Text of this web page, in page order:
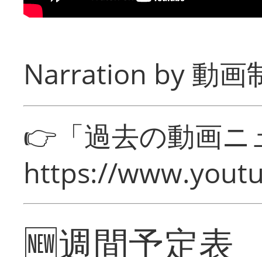
Narration by 動画
👉「過去の動画ニ
https://
🆕週間予定表